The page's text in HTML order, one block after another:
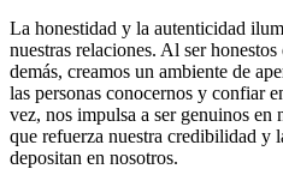
La honestidad y la autenticidad
nuestras relaciones. Al ser
demás, creamos un ambiente de
las personas conocernos y confiar
vez, nos impulsa a ser genuinos en
que refuerza nuestra credibilidad y
depositan en nosotros.